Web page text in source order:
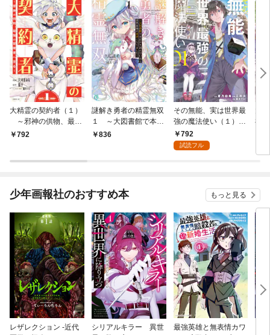
大精霊の契約者（１）
～邪神の供物、最強
の冒険者へ至る～
792
謎解き勇者の精霊無双
１ ～大図書館で本ば
かり読んでいたら世界
836
その無能、実は世界最
強の魔法使い（１）
～無能と蔑まれ、貴族
家から追い出された
792
試読フル
神
少年画報社のおすすめ本 もっと見る
レザレクション -近代
シリアルキラー 異世
最強英雄と無表情カワ